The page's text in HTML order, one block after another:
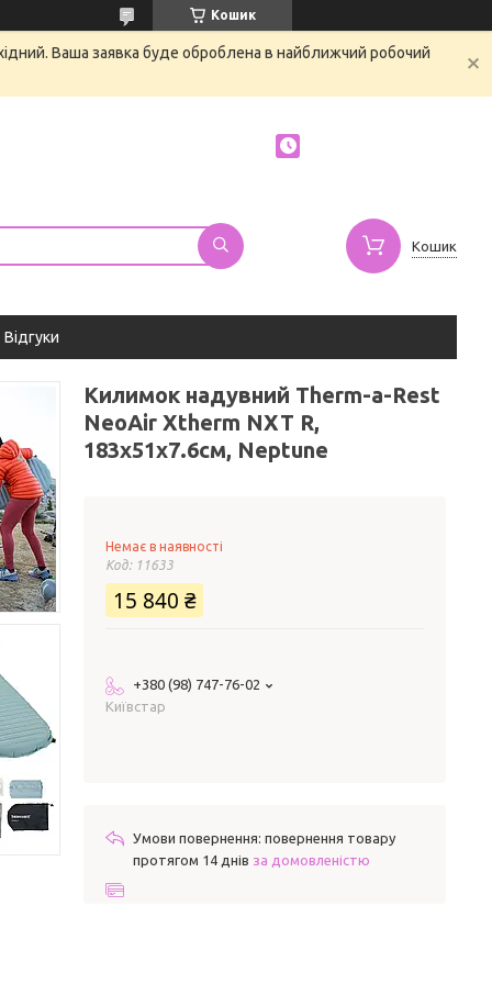
Кошик
Ваша заявка буде оброблена в найближчий робочий
Кошик
Відгуки
Килимок надувний Therm-a-Rest
NeoAir Xtherm NXT R,
183х51х7.6см, Neptune
Немає в наявності
Код: 11633
15 840 ₴
+380 (98) 747-76-02
Київстар
повернення товару
протягом 14 днів за домовленістю